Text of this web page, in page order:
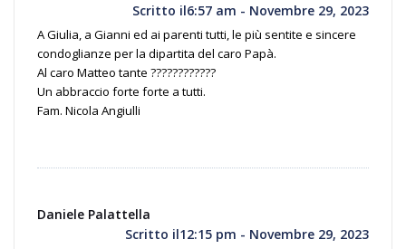
Scritto il6:57 am - Novembre 29, 2023
A Giulia, a Gianni ed ai parenti tutti, le più sentite e sincere
condoglianze per la dipartita del caro Papà.
Al caro Matteo tante ????????????
Un abbraccio forte forte a tutti.
Fam. Nicola Angiulli
Daniele Palattella
Scritto il12:15 pm - Novembre 29, 2023